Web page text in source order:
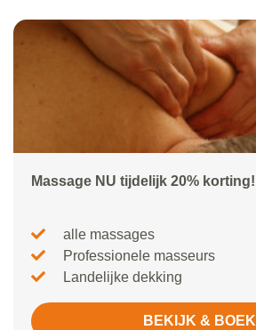
Massage NU tijdelijk 20% korting!
alle massages
Professionele masseurs
Landelijke dekking
BEKIJK & BOEK